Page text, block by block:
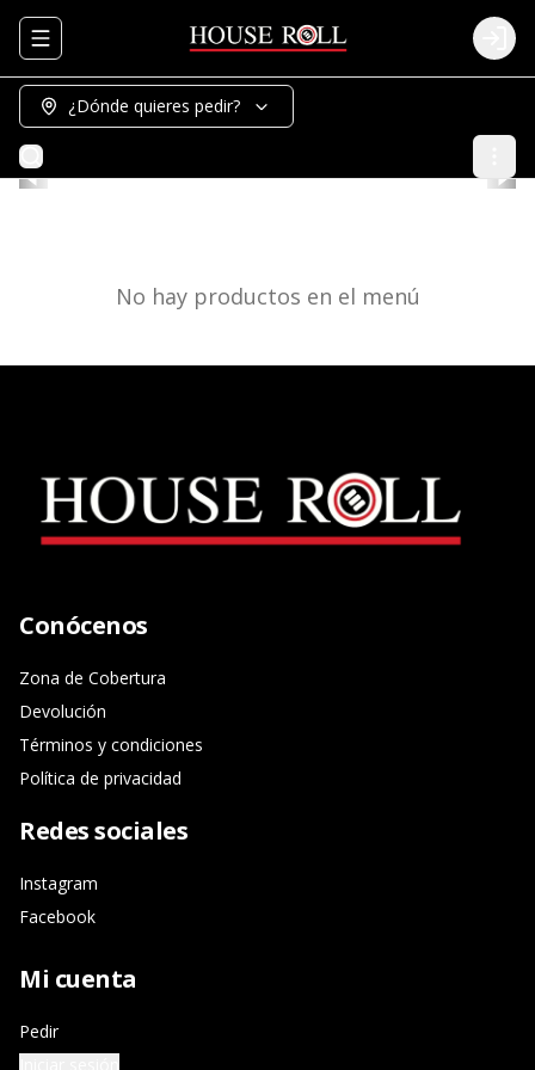
Abrir menu de navegación Login
¿Dónde quieres pedir?
No hay productos en el menú
Conócenos
Zona de Cobertura
Devolución
Términos y condiciones
Política de privacidad
Redes sociales
Instagram
Facebook
Mi cuenta
Pedir